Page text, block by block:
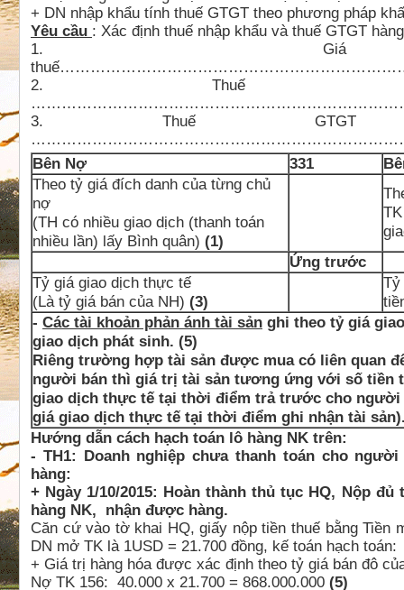
+ DN nhập khẩu tính thuế GTGT theo phương pháp
Yêu cầu : Xác định thuế nhập khẩu và thuế GTGT
1. Giá
2. Thuế
3. Thuế
Bên Nợ
331
Theo tỷ giá đích danh của từng chủ
nợ
(TH có nhiều giao dịch (thanh toán
nhiều lần) lấy Bình quân) (1)
Ứng trước
Tỷ giá giao dịch thực tế
(Là tỷ giá bán của NH) (3)
Tỷ
- Các tài khoản phản ánh tài sản ghi theo tỷ giá
giao dịch phát sinh. (5)
Riêng trường hợp tài sản được mua có liên quan
người bán thì giá trị tài sản tương ứng với số tiền
giao dịch thực tế tại thời điểm trả trước cho người
giá giao dịch thực tế tại thời điểm ghi nhận tài
Hướng dẫn cách hạch toán lô hàng NK trên:
- TH1: Doanh nghiệp chưa thanh toán cho
hàng:
+ Ngày 1/10/2015: Hoàn thành thủ tục HQ, Nộp đủ
hàng NK, nhận được hàng.
Căn cứ vào tờ khai HQ, giấy nộp tiền thuế bằng Tiền
DN mở TK là 1USD = 21.700 đồng, kế toán hạch toán:
+ Giá trị hàng hóa được xác định theo tỷ giá bán đô
Nợ TK 156: 40.000 x 21.700 = 868.000.000 (5)